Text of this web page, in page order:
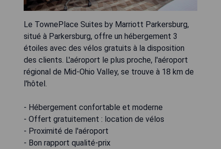
Le TownePlace Suites by Marriott Parkersburg,
situé à Parkersburg, offre un hébergement 3
étoiles avec des vélos gratuits à la disposition
des clients. L'aéroport le plus proche, l'aéroport
régional de Mid-Ohio Valley, se trouve à 18 km de
l'hôtel.
- Hébergement confortable et moderne
- Offert gratuitement : location de vélos
- Proximité de l'aéroport
- Bon rapport qualité-prix